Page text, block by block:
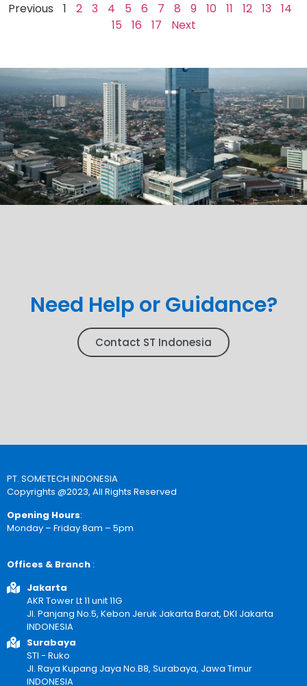
Previous 1 2 3 4 5 6 7 8 9 10 11 12 13
14
15
16 17 Next
Need Help or Guidance?
Contact ST Indonesia
PT. SOMETECH INDONESIA
Copyrights @2023, All Rights Reserved
Opening Hours:
Monday – Friday 8am – 5pm
Offices & Branch :
Jakarta
AKR Tower Lt 11 unit 11G
Jl. Panjang No.5, Kebon Jeruk Jakarta Barat, DKI Jakarta
INDONESIA
Surabaya
STI - Ruko
Jl. Raya Kupang Jaya No.B8, Surabaya, Jawa Timur
INDONESIA